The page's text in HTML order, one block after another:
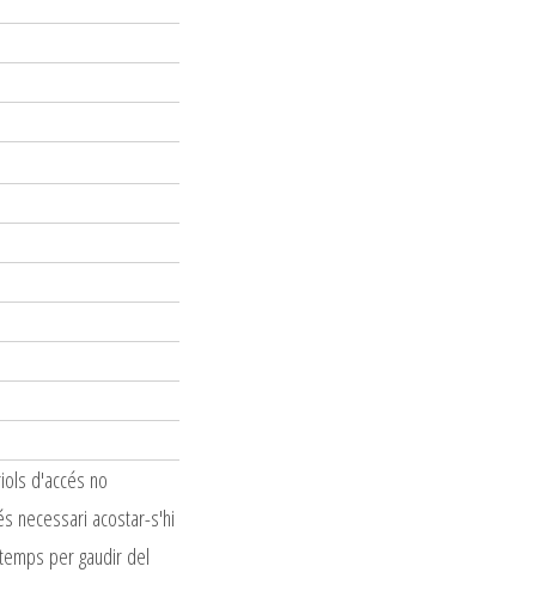
d'accés no
necessari acostar-s'hi
per gaudir del